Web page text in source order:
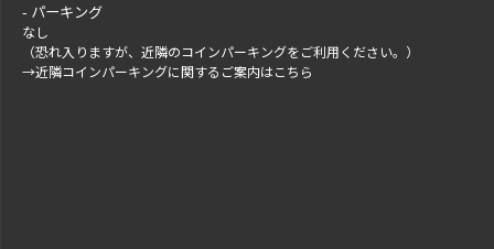
パーキング
なし
（恐れ入りますが、近隣のコインパーキングをご利用ください。）
→近隣コインパーキングに関するご案内はこちら